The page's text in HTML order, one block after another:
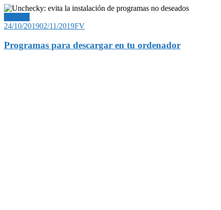
24/10/201902/11/2019FV
Programas para descargar en tu ordenador